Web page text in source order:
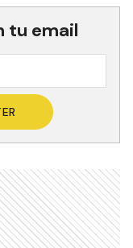
tu email